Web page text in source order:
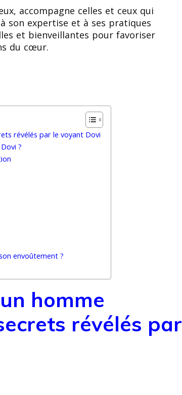
accompagne celles et ceux qui
son expertise et à ses pratiques
et bienveillantes pour favoriser
du cœur.
révélés par le voyant Dovi
?
envoûtement ?
homme
révélés par